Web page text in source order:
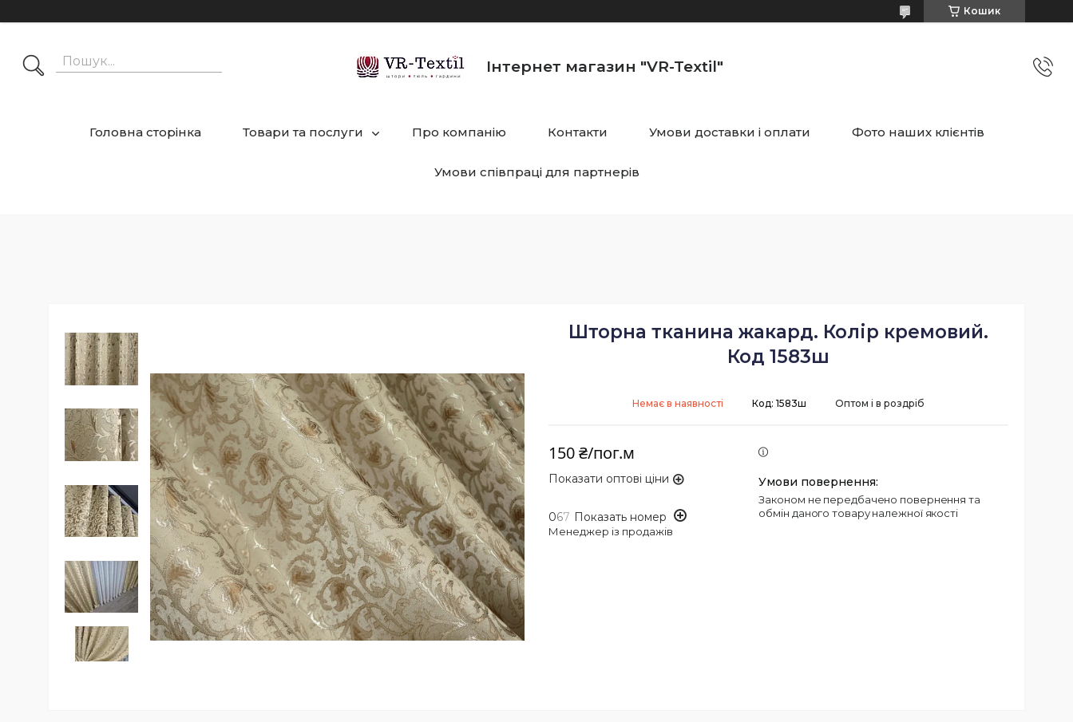
Кошик
Інтернет магазин "VR-Textil"
Головна сторінка Товари та послуги Про компанію Контакти Умови доставки і оплати Фото наших клієнтів
Умови співпраці для партнерів
Шторна тканина жакард. Колір кремовий.
Код 1583ш
Немає в наявності Оптом і в роздріб
Код: 1583ш
150 ₴/пог.м
Показати оптові ціни
067 Показать номер
Менеджер із продажів
Законом не передбачено повернення та
обмін даного товару належної якості